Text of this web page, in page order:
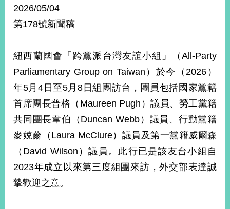
外
價
外
交
經
濟
不
落
國
海
和
平
護
2026/05/04
第178號新聞稿
紐西蘭國會「跨黨派台灣友誼小組」（All-Party
Parliamentary Group on Taiwan）於今（2026）
年5月4日至5月8日組團訪台，團員包括國家黨籍
首席團長普格（Maureen Pugh）議員、勞工黨籍
共同團長韋伯（Duncan Webb）議員、行動黨籍
麥娔薾（Laura McClure）議員及第一黨籍威爾森
（David Wilson）議員。此行已是該友台小組自
2023年成立以來第三度組團來訪，外交部表達誠
摯歡迎之意。